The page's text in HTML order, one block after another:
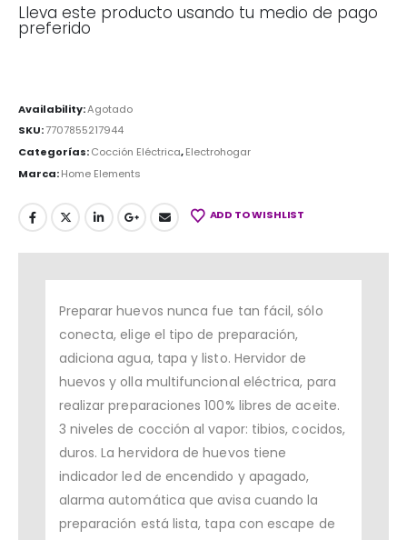
Lleva este producto usando tu medio de pago
preferido
Availability:Agotado
SKU:7707855217944
Categorías:Cocción Eléctrica,Electrohogar
Marca:Home Elements
ADD TO WISHLIST
Preparar huevos nunca fue tan fácil, sólo
conecta, elige el tipo de preparación,
adiciona agua, tapa y listo. Hervidor de
huevos y olla multifuncional eléctrica, para
realizar preparaciones 100% libres de aceite.
3 niveles de cocción al vapor: tibios, cocidos,
duros. La hervidora de huevos tiene
indicador led de encendido y apagado,
alarma automática que avisa cuando la
preparación está lista, tapa con escape de